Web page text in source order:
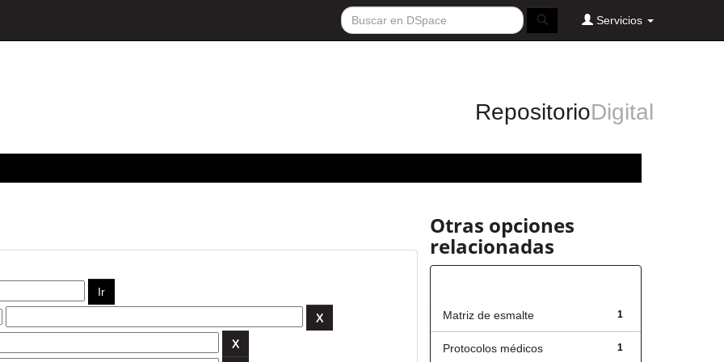
Servicios
RepositorioDigital
Otras opciones
relacionadas
1
Matriz de esmalte
1
Protocolos médicos